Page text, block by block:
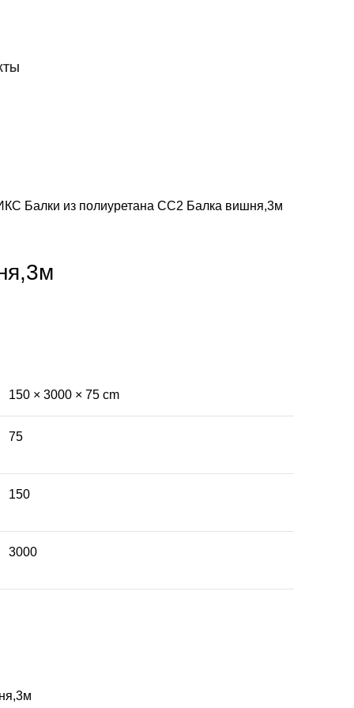
Балки из полиуретана СС2 Балка вишня,3м
150 × 3000 × 75 cm
75
150
3000